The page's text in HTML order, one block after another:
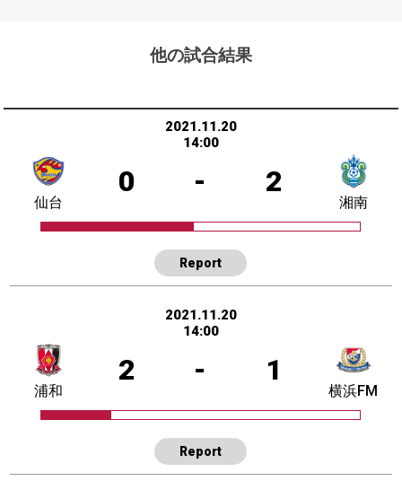
他の試合結果
2021.11.20
14:00
0 - 2
仙台 湘南
Report
2021.11.20
14:00
2 - 1
浦和 横浜FM
Report